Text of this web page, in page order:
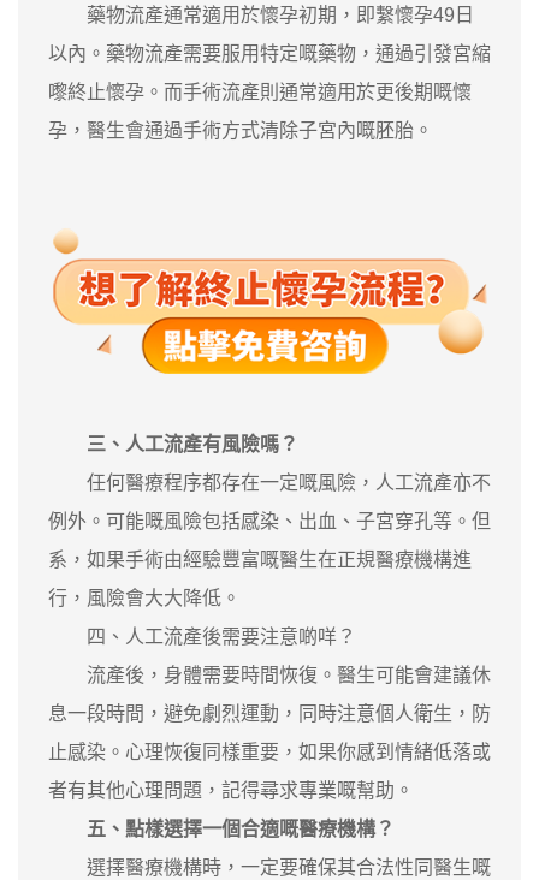
藥物流產通常適用於懷孕初期，即繫懷孕49日
以內。藥物流產需要服用特定嘅藥物，通過引發宮縮
嚟終止懷孕。而手術流產則通常適用於更後期嘅懷
孕，醫生會通過手術方式清除子宮內嘅胚胎。
三、人工流產有風險嗎？
任何醫療程序都存在一定嘅風險，人工流產亦不
例外。可能嘅風險包括感染、出血、子宮穿孔等。但
系，如果手術由經驗豐富嘅醫生在正規醫療機構進
行，風險會大大降低。
四、人工流產後需要注意啲咩？
流產後，身體需要時間恢復。醫生可能會建議休
息一段時間，避免劇烈運動，同時注意個人衛生，防
止感染。心理恢復同樣重要，如果你感到情緒低落或
者有其他心理問題，記得尋求專業嘅幫助。
五、點樣選擇一個合適嘅醫療機構？
選擇醫療機構時，一定要確保其合法性同醫生嘅